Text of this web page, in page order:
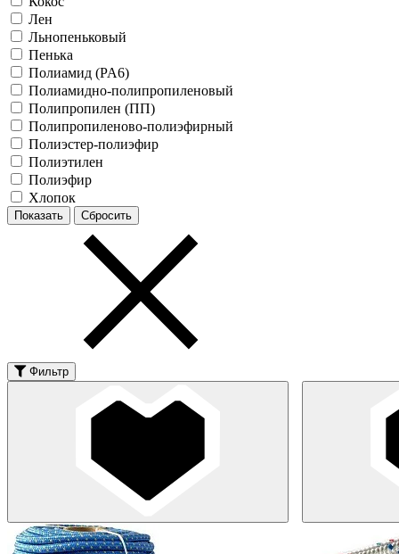
Лен
Льнопеньковый
Пенька
Полиамид (PA6)
Полиамидно-полипропиленовый
Полипропилен (ПП)
Полипропиленово-полиэфирный
Полиэстер-полиэфир
Полиэтилен
Полиэфир
Хлопок
Фильтр